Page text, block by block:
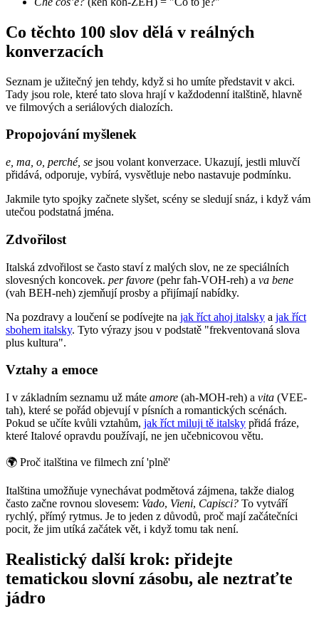
Co těchto 100 slov dělá v reálných
konverzacích
Seznam je užitečný jen tehdy, když si ho umíte představit v akci.
Tady jsou role, které tato slova hrají v každodenní italštině, hlavně
ve filmových a seriálových dialozích.
Propojování myšlenek
e, ma, o, perché, se jsou volant konverzace. Ukazují, jestli mluvčí
přidává, odporuje, vybírá, vysvětluje nebo nastavuje podmínku.
Jakmile tyto spojky začnete slyšet, scény se sledují snáz, i když vám
utečou podstatná jména.
Zdvořilost
Italská zdvořilost se často staví z malých slov, ne ze speciálních
slovesných koncovek. per favore (pehr fah-VOH-reh) a va bene
(vah BEH-neh) zjemňují prosby a přijímají nabídky.
Na pozdravy a loučení se podívejte na jak říct ahoj italsky a jak říct
sbohem italsky. Tyto výrazy jsou v podstatě "frekventovaná slova
plus kultura".
Vztahy a emoce
I v základním seznamu už máte amore (ah-MOH-reh) a vita (VEE-
tah), které se pořád objevují v písních a romantických scénách.
Pokud se učíte kvůli vztahům, jak říct miluji tě italsky přidá fráze,
které Italové opravdu používají, ne jen učebnicovou větu.
🌍 Proč italština ve filmech zní 'plně'
Italština umožňuje vynechávat podmětová zájmena, takže dialog
často začne rovnou slovesem: Vado, Vieni, Capisci? To vytváří
rychlý, přímý rytmus. Je to jeden z důvodů, proč mají začátečníci
pocit, že jim utíká začátek vět, i když tomu tak není.
Realistický další krok: přidejte
tematickou slovní zásobu, ale neztraťte
jádro